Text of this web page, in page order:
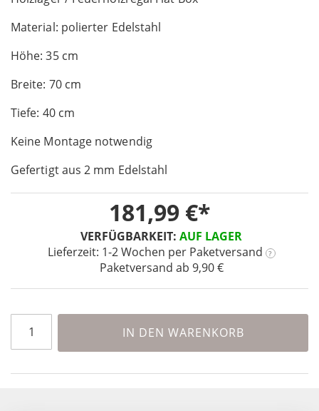
Material: polierter Edelstahl
Höhe: 35 cm
Breite: 70 cm
Tiefe: 40 cm
Keine Montage notwendig
Gefertigt aus 2 mm Edelstahl
VERFÜGBARKEIT: AUF LAGER
Lieferzeit: 1-2 Wochen per Paketversand ?
Paketversand ab 9,90 €
181,99 €
IN DEN WARENKORB
beginning
the
images
gallery